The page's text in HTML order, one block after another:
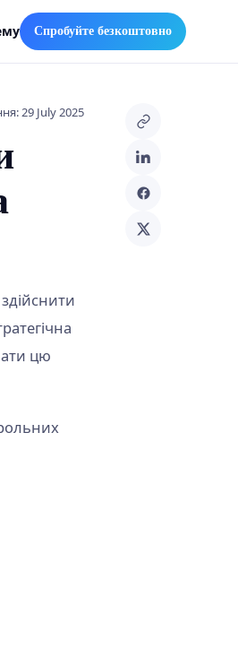
Спробуйте безкоштовно
29 July 2025
цю